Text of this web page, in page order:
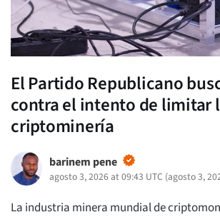
El Partido Republicano
contra el intento de limitar
criptominería
barinem pene
agosto 3, 2026 at 09:43 UTC (agosto 3,
La industria minera mundial de